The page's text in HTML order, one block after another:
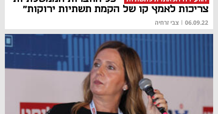
צריכות לאמץ קו של הקמת תשתיות ירוקות"
06.09.22
| צבי זרחיה